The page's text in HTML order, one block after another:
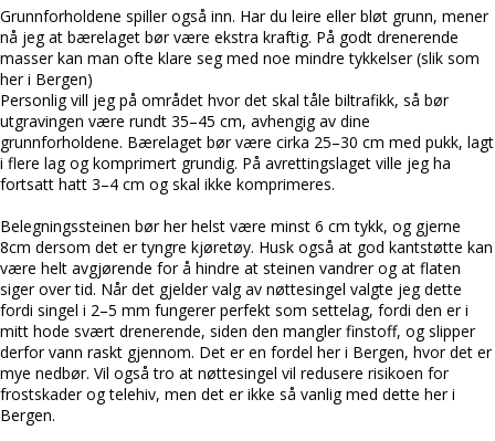
Grunnforholdene spiller også inn. Har du leire eller bløt grunn, mener
nå jeg at bærelaget bør være ekstra kraftig. På godt drenerende
masser kan man ofte klare seg med noe mindre tykkelser (slik som
her i Bergen)
Personlig vill jeg på området hvor det skal tåle biltrafikk, så bør
utgravingen være rundt 35–45 cm, avhengig av dine
grunnforholdene. Bærelaget bør være cirka 25–30 cm med pukk, lagt
i flere lag og komprimert grundig. På avrettingslaget ville jeg ha
fortsatt hatt 3–4 cm og skal ikke komprimeres.
Belegningssteinen bør her helst være minst 6 cm tykk, og gjerne
8cm dersom det er tyngre kjøretøy. Husk også at god kantstøtte kan
være helt avgjørende for å hindre at steinen vandrer og at flaten
siger over tid. Når det gjelder valg av nøttesingel valgte jeg dette
fordi singel i 2–5 mm fungerer perfekt som settelag, fordi den er i
mitt hode svært drenerende, siden den mangler finstoff, og slipper
derfor vann raskt gjennom. Det er en fordel her i Bergen, hvor det er
mye nedbør. Vil også tro at nøttesingel vil redusere risikoen for
frostskader og telehiv, men det er ikke så vanlig med dette her i
Bergen.